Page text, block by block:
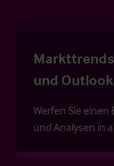
und
Werfen Sie
und Analysen in